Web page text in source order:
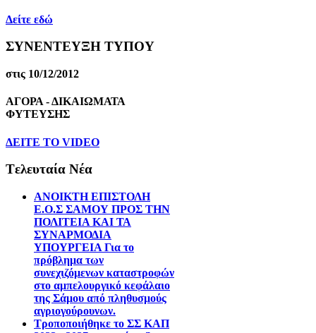
Δείτε εδώ
ΣΥΝΕΝΤΕΥΞΗ ΤΥΠΟΥ
στις 10/12/2012
ΑΓΟΡΑ - ΔΙΚΑΙΩΜΑΤΑ
ΦΥΤΕΥΣΗΣ
ΔEITE TO VIDEO
Tελευταία Nέα
ΑΝΟΙΚΤΗ ΕΠΙΣΤΟΛΗ
Ε.Ο.Σ ΣΑΜΟΥ ΠΡΟΣ ΤΗΝ
ΠΟΛΙΤΕΙΑ ΚΑΙ ΤΑ
ΣΥΝΑΡΜΟΔΙΑ
ΥΠΟΥΡΓΕΙΑ Για το
πρόβλημα των
συνεχιζόμενων καταστροφών
στο αμπελουργικό κεφάλαιο
της Σάμου από πληθυσμούς
αγριογούρουνων.
Τροποποιήθηκε το ΣΣ ΚΑΠ